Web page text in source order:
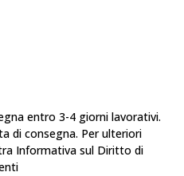
entro 3-4 giorni lavorativi.
di consegna. Per ulteriori
Informativa sul Diritto di